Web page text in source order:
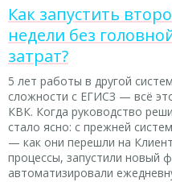
Как запустить
недели без
затрат?
5 лет работы в другой
сложности с ЕГИСЗ — всё
КВК. Когда руководство
стало ясно: с прежней
— как они перешли на
процессы, запустили новый
автоматизировали